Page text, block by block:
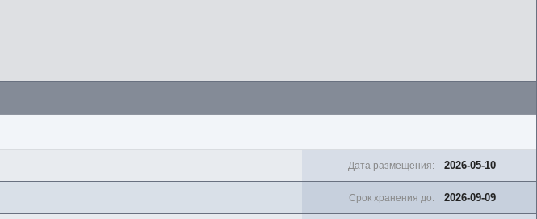
Дата размещения: 2026-05-10
Срок хранения до: 2026-09-09